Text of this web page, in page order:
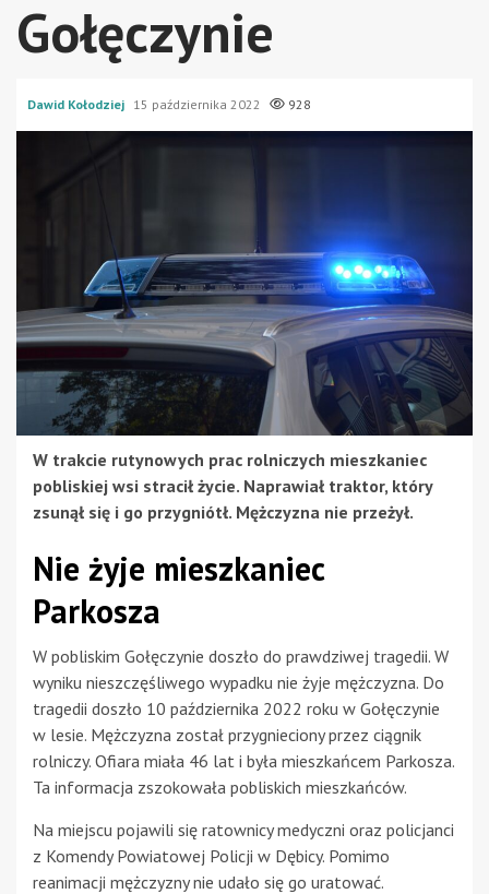
Gołęczynie
Dawid Kołodziej 15 października 2022 928
W trakcie rutynowych prac rolniczych mieszkaniec
pobliskiej wsi stracił życie. Naprawiał traktor, który
zsunął się i go przygniótł. Mężczyzna nie przeżył.
Nie żyje mieszkaniec
Parkosza
W pobliskim Gołęczynie doszło do prawdziwej tragedii. W
wyniku nieszczęśliwego wypadku nie żyje mężczyzna. Do
tragedii doszło 10 października 2022 roku w Gołęczynie
w lesie. Mężczyzna został przygnieciony przez ciągnik
rolniczy. Ofiara miała 46 lat i była mieszkańcem Parkosza.
Ta informacja zszokowała pobliskich mieszkańców.
Na miejscu pojawili się ratownicy medyczni oraz policjanci
z Komendy Powiatowej Policji w Dębicy. Pomimo
reanimacji mężczyzny nie udało się go uratować.